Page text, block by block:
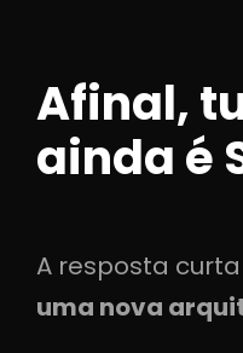
Afinal,
ainda é
A resposta curta
uma nova